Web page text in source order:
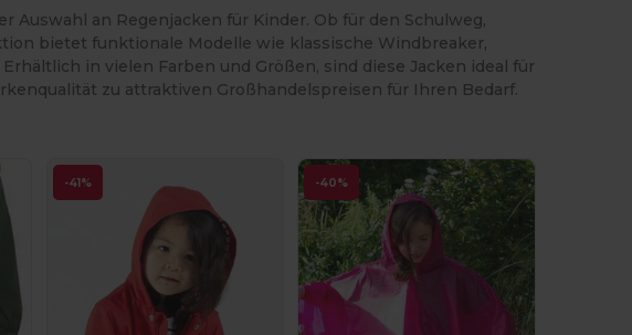
an Regenjacken für Kinder. Ob für den Schulweg,
bietet funktionale Modelle wie klassische Windbreaker,
in vielen Farben und Größen, sind diese Jacken ideal für
zu attraktiven Großhandelspreisen für Ihren Bedarf.
-41% -40%